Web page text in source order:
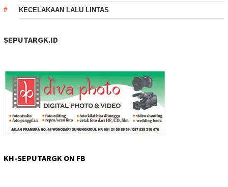
KECELAKAAN LALU LINTAS
SEPUTARGK.ID
KH-SEPUTARGK ON FB